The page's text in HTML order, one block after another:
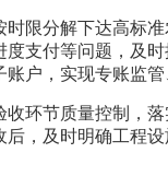
限分解下达高标
支付等问题，及
户，实现专账监
环节质量控制
，及时明确工程